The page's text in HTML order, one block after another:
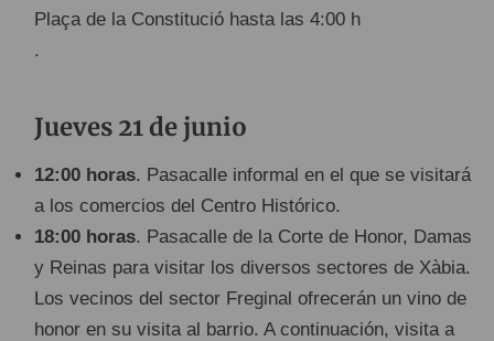
Plaça de la Constitució hasta las 4:00 h
.
Jueves 21 de junio
12:00 horas. Pasacalle informal en el que se visitará
a los comercios del Centro Histórico.
18:00 horas. Pasacalle de la Corte de Honor, Damas
y Reinas para visitar los diversos sectores de Xàbia.
Los vecinos del sector Freginal ofrecerán un vino de
honor en su visita al barrio. A continuación, visita a